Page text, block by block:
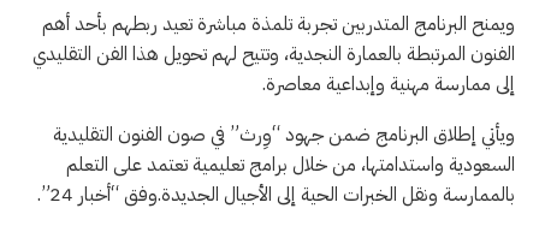
ويمنح البرنامج المتدربين تجربة تلمذة مباشرة تعيد ربطهم بأحد أهم
الفنون المرتبطة بالعمارة النجدية، وتتيح لهم تحويل هذا الفن التقليدي
إلى ممارسة مهنية وإبداعية معاصرة.
ويأتي إطلاق البرنامج ضمن جهود “وِرث” في صون الفنون التقليدية
السعودية واستدامتها، من خلال برامج تعليمية تعتمد على التعلم
بالممارسة ونقل الخبرات الحية إلى الأجيال الجديدة.وفق “أخبار 24”.